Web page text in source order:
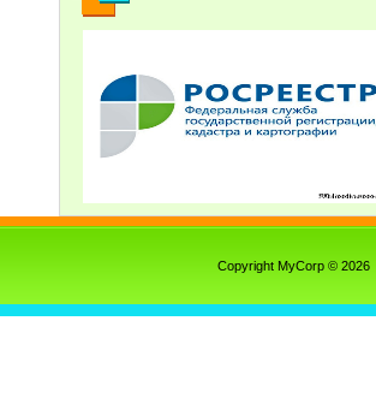
Copyright MyCorp © 2026